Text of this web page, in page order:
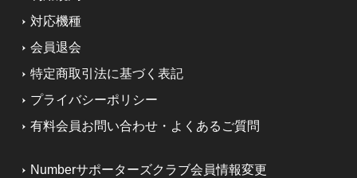
対応機種
会員退会
特定商取引法に基づく表記
プライバシーポリシー
有料会員お問い合わせ・よくあるご質問
Numberサポーターズクラブ会員情報変更